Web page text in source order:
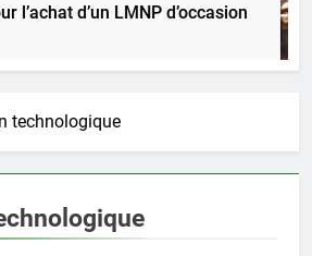
d’un LMNP d’occasion
technologique